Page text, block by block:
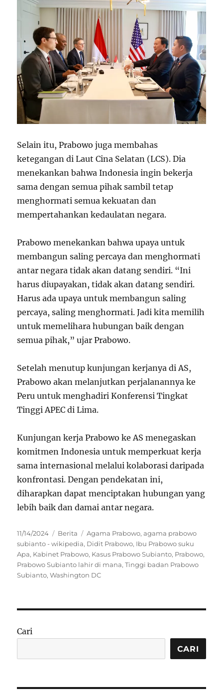
Selain itu, Prabowo juga membahas
ketegangan di Laut Cina Selatan (LCS). Dia
menekankan bahwa Indonesia ingin bekerja
sama dengan semua pihak sambil tetap
menghormati semua kekuatan dan
mempertahankan kedaulatan negara.
Prabowo menekankan bahwa upaya untuk
membangun saling percaya dan menghormati
antar negara tidak akan datang sendiri. “Ini
harus diupayakan, tidak akan datang sendiri.
Harus ada upaya untuk membangun saling
percaya, saling menghormati. Jadi kita memilih
untuk memelihara hubungan baik dengan
semua pihak,” ujar Prabowo.
Setelah menutup kunjungan kerjanya di AS,
Prabowo akan melanjutkan perjalanannya ke
Peru untuk menghadiri Konferensi Tingkat
Tinggi APEC di Lima.
Kunjungan kerja Prabowo ke AS menegaskan
komitmen Indonesia untuk memperkuat kerja
sama internasional melalui kolaborasi daripada
konfrontasi. Dengan pendekatan ini,
diharapkan dapat menciptakan hubungan yang
lebih baik dan damai antar negara.
Posted
on
11/14/2024 Categories
Berita Tags
Agama Prabowo,agama prabowo
subianto - wikipedia, Didit Prabowo, Ibu Prabowo suku
Apa, Kabinet Prabowo, Kasus Prabowo Subianto, Prabowo,
Prabowo Subianto lahir di mana,Tinggi badan Prabowo
Subianto,Washington DC
Cari
CARI